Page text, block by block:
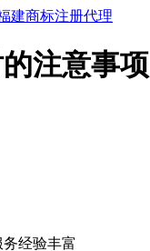
注意事项